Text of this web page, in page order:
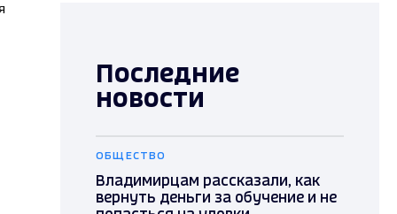
Последние
новости
ОБЩЕСТВО
Владимирцам рассказали, как
вернуть деньги за обучение и не